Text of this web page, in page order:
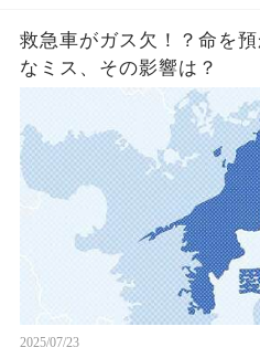
救急車がガス欠！？命を
なミス、その影響は？
2025/07/23